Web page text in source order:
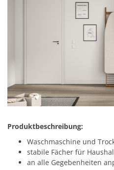
Produktbeschreibung:
Waschmaschine und
stabile Fächer für
an alle Gegebenheiten